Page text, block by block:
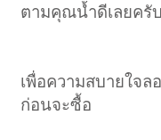
ตามคุณน้ำดีเลยครับ
เพื่อความสบายใจล
ก่อนจะซื้อ